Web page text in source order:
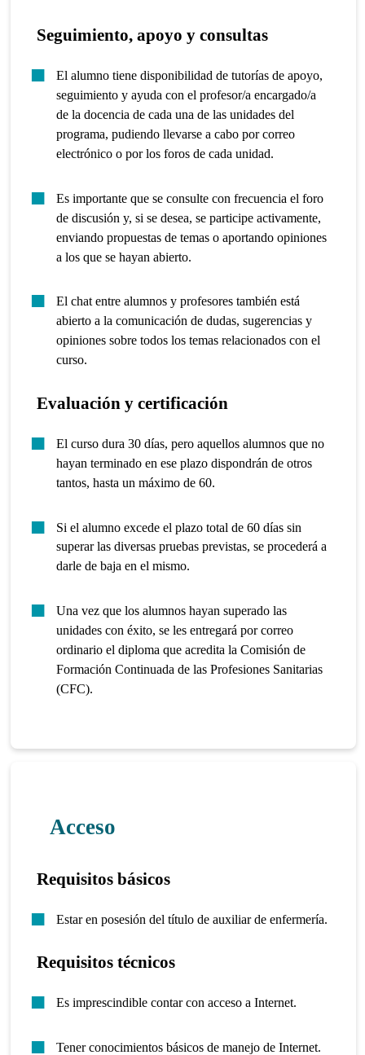
Seguimiento, apoyo y consultas
El alumno tiene disponibilidad de tutorías de apoyo,
seguimiento y ayuda con el profesor/a encargado/a
de la docencia de cada una de las unidades del
programa, pudiendo llevarse a cabo por correo
electrónico o por los foros de cada unidad.
Es importante que se consulte con frecuencia el foro
de discusión y, si se desea, se participe activamente,
enviando propuestas de temas o aportando opiniones
a los que se hayan abierto.
El chat entre alumnos y profesores también está
abierto a la comunicación de dudas, sugerencias y
opiniones sobre todos los temas relacionados con el
curso.
Evaluación y certificación
El curso dura 30 días, pero aquellos alumnos que no
hayan terminado en ese plazo dispondrán de otros
tantos, hasta un máximo de 60.
Si el alumno excede el plazo total de 60 días sin
superar las diversas pruebas previstas, se procederá a
darle de baja en el mismo.
Una vez que los alumnos hayan superado las
unidades con éxito, se les entregará por correo
ordinario el diploma que acredita la Comisión de
Formación Continuada de las Profesiones Sanitarias
(CFC).
Acceso
Requisitos básicos
Estar en posesión del título de auxiliar de enfermería.
Requisitos técnicos
Es imprescindible contar con acceso a Internet.
Tener conocimientos básicos de manejo de Internet.